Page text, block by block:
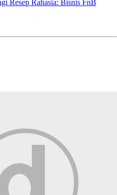
Resep Rahasia: Bisnis FnB